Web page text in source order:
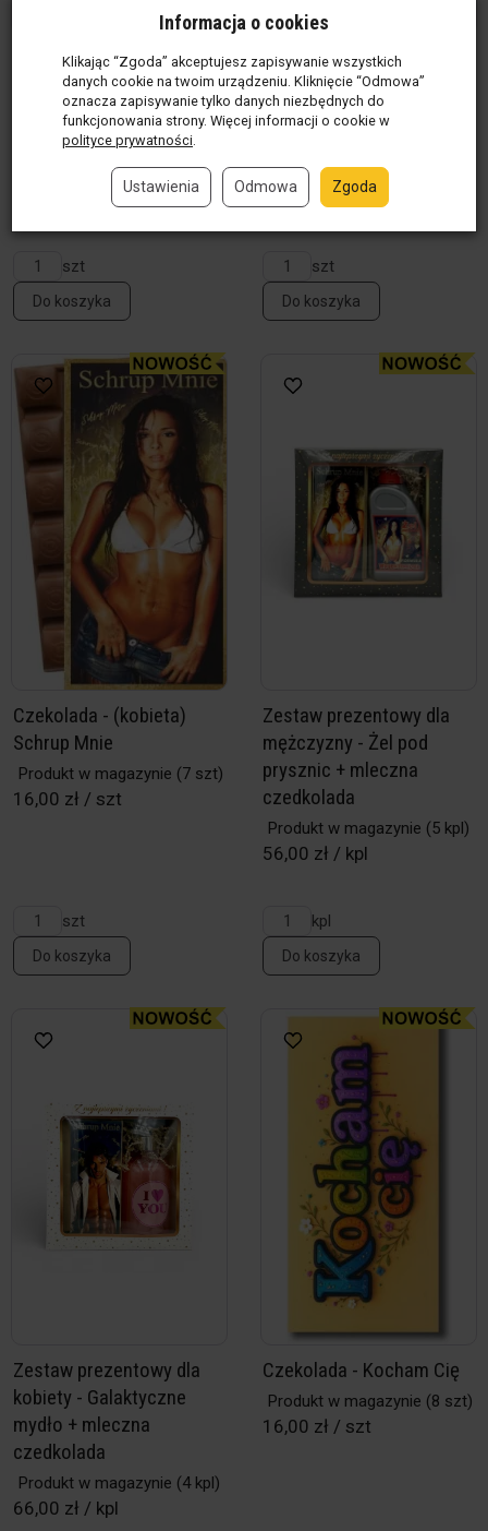
Kielich do wina - Moje
serce już masz, teraz
zbieraj na randki Kocham
Produkt w magazynie(5 szt)
29,90 zł / szt
szt
Do koszyka
Kubek Big Mug - Twoja
połowa, Moja połowa
Produkt w magazynie
szt
Do koszyka
Czekolada - (kobieta)
Schrup Mnie
Produkt w magazynie (7 szt)
16,00 zł / szt
szt
Do koszyka
Zestaw prezentowy dla
mężczyzny - Żel pod
prysznic + mleczna
czedkolada
Produkt w magazynie (5 kpl)
56,00 zł / kpl
kpl
Do koszyka
Zestaw prezentowy dla
kobiety - Galaktyczne
mydło + mleczna
czedkolada
Produkt w magazynie (4 kpl)
66,00 zł / kpl
Czekolada - Kocham Cię
Produkt w magazynie (8 szt)
16,00 zł / szt
Informacja o cookies
Klikając “Zgoda” akceptujesz zapisywanie wszystkich
danych cookie na twoim urządzeniu. Kliknięcie “Odmowa”
oznacza zapisywanie tylko danych niezbędnych do
funkcjonowania strony. Więcej informacji o cookie w
polityce prywatności
Ustawienia Odmowa Zgoda